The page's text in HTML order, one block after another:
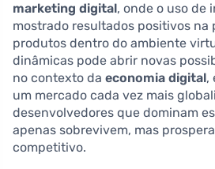
marketing digital, onde o uso de
mostrado resultados positivos na
produtos dentro do ambiente
dinâmicas pode abrir novas
no contexto da economia digital,
um mercado cada vez mais
desenvolvedores que dominam
apenas sobrevivem, mas
competitivo.